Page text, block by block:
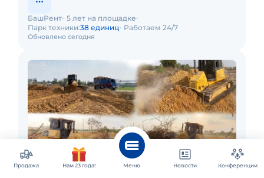
Обновлено сегодня
БашРент 5 лет на площадке
Парк техники:38 единиц Работаем 24/7
Продажа Нам 23 года! Меню Новости Конференции